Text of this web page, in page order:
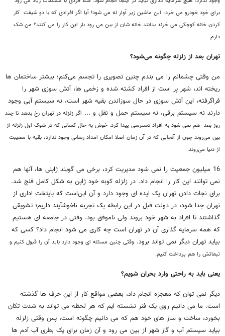
برای خود خودرو می خرد، این ماشین زیر آوار له می شود! آیا اگر افرادی که با دو شیفت کار
کردن خانه کوچکی می خرند بدانند خانه شان از بین می رود باز این کار را می کنند؟ من شک
دارم.
تهران بعد از زلزله چگونه می‌شود؟
من وقتی چشمانم را می بندم چنین تصویری را تجسم می‌کنم؛ بیشتر ساختمان ها
ریخته اند، شهر پر است از افراد کشته شده و زخمی ها، آتش سوزی شهر را
فراگرفته، این آتش سوزی در حال سوزاندن بقیه شهر است، نه سیستم آبی وجود
دارند نه سیستم برقی، نه سیستم حمل و نقل و ... اگر زلزله در تهران رخ بدهد تا چند
روز بعد هم نمی شود به افراد دسترسی پیدا کرد. خوش به حال کسانی که در شوک اول زلزله از
بین می‌روند چون از آنجایی که در آن زمان اصلا امکان امداد رسانی وجود ندارد، بقیه با مصیبت
از دنیا می‌روند.
16 میلیون جمعیت را نمی شود مدیریت کرد، برخی می گویند ژاپنی ها، آنها هم
نمی توانند این کار را انجام داد. در زلزله کوبه خود ژاپن به شکل کامل فلج شد.
برای نجات دادن تهران یک ایده ای وجود دارد و آن این‌است که پایتخت اداری از
تهران جدا شود، در دولت قبل در این رابطه یک تجربه ناخوشآیند داريم؛ تشویقی
گذاشتند تا افراد به شهر خود بروند ولی ناموفق بود. وقتی در جامعه ای هستیم
که همه سرمایه گذاری آن در تهران است چه کاری می شود انجام داد؟ کسی که
بیاید تهران دیگر نمی تواند برود. وقتی چنین مسئله ای وجود دارد باید آن را قبول کنیم و
تبعاتش را هم پرداخت کنیم.
یعنی باید به راحتی وارد بحران شویم؟
دیگر نمی توان که معجزه انجام داد، بعضی مواقع کار از این حرف ها گذشته
است. ما می دانیم روی یک فنر نشسته ایم که هر لحظه می تواند به شدت تکان
بخورد، ساخت و ساز های خود هم که می دانیم چگونه است، پس وقتی زلزله
بیاید سیستم آب و گاز شهر از بین می رود و آن زمان برای یک بطری آب آدم ها